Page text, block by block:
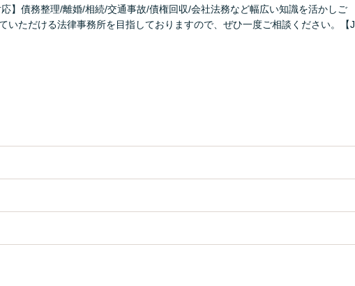
応】債務整理/離婚/相続/交通事故/債権回収/会社法務など幅広い知識を活かしご
いただける法律事務所を目指しておりますので、ぜひ一度ご相談ください。【J